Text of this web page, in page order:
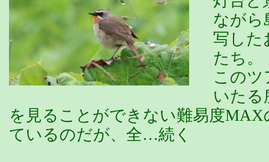
なが
写した
たち
このツ
いたる
を見ることができない難易度
ているのだが、全…続く